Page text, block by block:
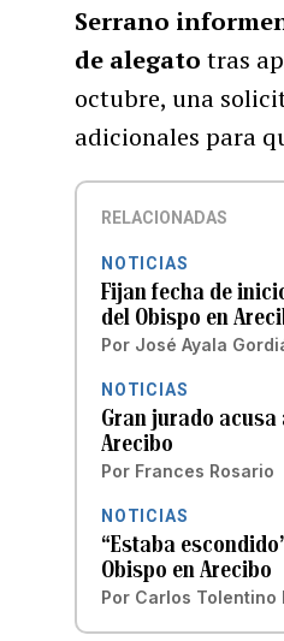
Serrano
de alegato tras
octubre, una
adicionales para
RELACIONADAS
NOTICIAS
Fijan fecha de
del Obispo en
Por José Ayala
NOTICIAS
Gran jurado acusa
Arecibo
Por Frances Rosario
NOTICIAS
“Estaba
Obispo en Arecibo
Por Carlos Tolentino